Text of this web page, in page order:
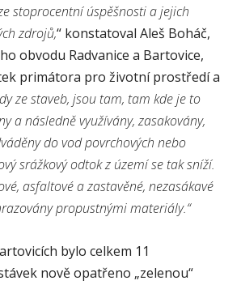
stoprocentní úspěšnosti a jejich
zdrojů,“ konstatoval Aleš Boháč,
obvodu Radvanice a Bartovice,
primátora pro životní prostředí a
ze staveb, jsou tam, tam kde je to
a následně využívány, zasakovány,
do vod povrchových nebo
srážkový odtok z území se tak sníží.
asfaltové a zastavěné, nezasákavé
propustnými materiály.“
bylo celkem 11
nově opatřeno „zelenou“